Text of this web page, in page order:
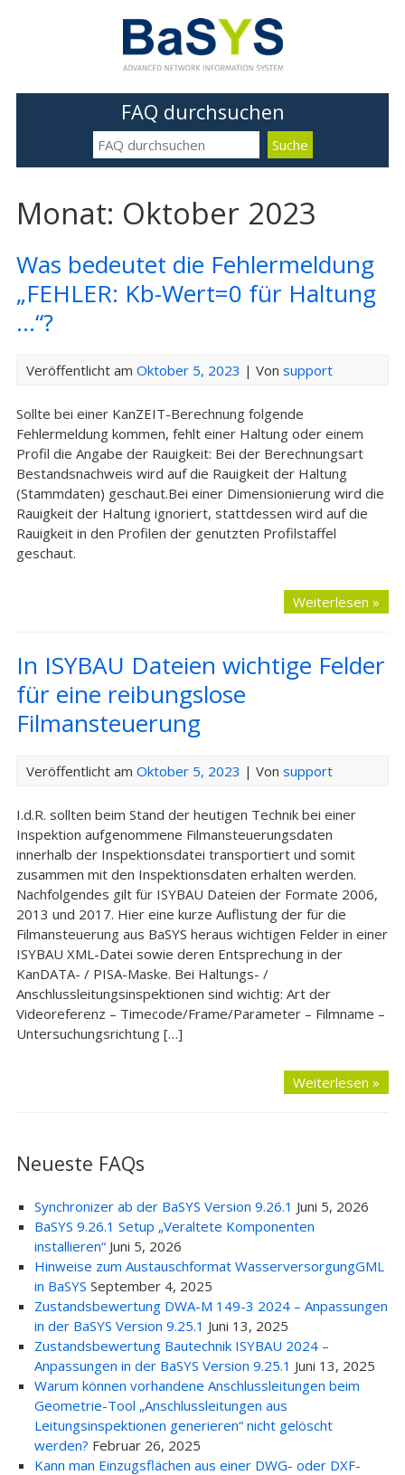
FAQ durchsuchen
Monat: Oktober 2023
Was bedeutet die Fehlermeldung
„FEHLER: Kb-Wert=0 für Haltung
…“?
Veröffentlicht am Oktober 5, 2023 | Von support
Sollte bei einer KanZEIT-Berechnung folgende
Fehlermeldung kommen, fehlt einer Haltung oder einem
Profil die Angabe der Rauigkeit: Bei der Berechnungsart
Bestandsnachweis wird auf die Rauigkeit der Haltung
(Stammdaten) geschaut.Bei einer Dimensionierung wird die
Rauigkeit der Haltung ignoriert, stattdessen wird auf die
Rauigkeit in den Profilen der genutzten Profilstaffel
geschaut.
Weiterlesen »
In ISYBAU Dateien wichtige Felder
für eine reibungslose
Filmansteuerung
Veröffentlicht am Oktober 5, 2023 | Von support
I.d.R. sollten beim Stand der heutigen Technik bei einer
Inspektion aufgenommene Filmansteuerungsdaten
innerhalb der Inspektionsdatei transportiert und somit
zusammen mit den Inspektionsdaten erhalten werden.
Nachfolgendes gilt für ISYBAU Dateien der Formate 2006,
2013 und 2017. Hier eine kurze Auflistung der für die
Filmansteuerung aus BaSYS heraus wichtigen Felder in einer
ISYBAU XML-Datei sowie deren Entsprechung in der
KanDATA- / PISA-Maske. Bei Haltungs- /
Anschlussleitungsinspektionen sind wichtig: Art der
Videoreferenz – Timecode/Frame/Parameter – Filmname –
Untersuchungsrichtung […]
Weiterlesen »
Neueste FAQs
Synchronizer ab der BaSYS Version 9.26.1 Juni 5, 2026
BaSYS 9.26.1 Setup „Veraltete Komponenten
installieren“ Juni 5, 2026
Hinweise zum Austauschformat WasserversorgungGML
in BaSYS September 4, 2025
Zustandsbewertung DWA-M 149-3 2024 – Anpassungen
in der BaSYS Version 9.25.1 Juni 13, 2025
Zustandsbewertung Bautechnik ISYBAU 2024 –
Anpassungen in der BaSYS Version 9.25.1 Juni 13, 2025
Warum können vorhandene Anschlussleitungen beim
Geometrie-Tool „Anschlussleitungen aus
Leitungsinspektionen generieren“ nicht gelöscht
werden? Februar 26, 2025
Kann man Einzugsflächen aus einer DWG- oder DXF-